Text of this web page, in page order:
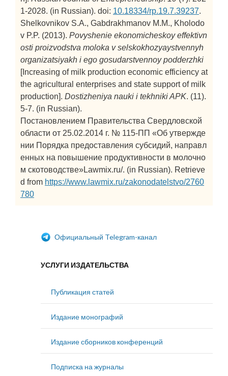
1-2028. (in Russian). doi: 10.18334/rp.19.7.39237.
Shelkovnikov S.A., Gabdrakhmanov M.M., Kholodo
v P.P. (2013). Povyshenie ekonomicheskoy effektivn
osti proizvodstva moloka v selskokhozyaystvennyh
organizatsiyakh i ego gosudarstvennoy podderzhki
[Increasing of milk production economic efficiency at
the agricultural enterprises and state support of milk
production]. Dostizheniya nauki i tekhniki APK. (11).
5-7. (in Russian).
Постановлением Правительства Свердловской
области от 25.02.2014 г. № 115-ПП «Об утвержде
нии Порядка предоставления субсидий, направл
енных на повышение продуктивности в молочно
м скотоводстве»Lawmix.ru/. (in Russian). Retrieve
d from https://www.lawmix.ru/zakonodatelstvo/2760
780
Официальный Telegram-канал
УСЛУГИ ИЗДАТЕЛЬСТВА
Публикация статей
Издание монографий
Издание сборников конференций
Подписка на журналы